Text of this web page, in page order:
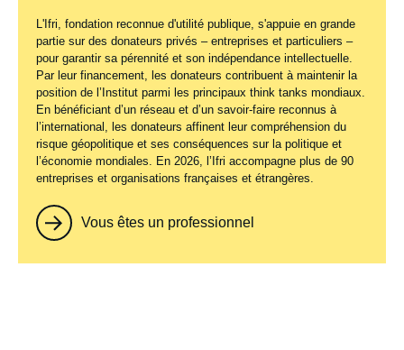
L'Ifri, fondation reconnue d'utilité publique, s'appuie en grande
partie sur des donateurs privés – entreprises et particuliers –
pour garantir sa pérennité et son indépendance intellectuelle.
Par leur financement, les donateurs contribuent à maintenir la
position de l’Institut parmi les principaux think tanks mondiaux.
En bénéficiant d’un réseau et d’un savoir-faire reconnus à
l’international, les donateurs affinent leur compréhension du
risque géopolitique et ses conséquences sur la politique et
l’économie mondiales. En 2026, l’Ifri accompagne plus de 90
entreprises et organisations françaises et étrangères.
Vous êtes un professionnel